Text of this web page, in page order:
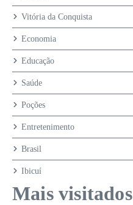
Vitória da Conquista
Economia
Educação
Saúde
Poções
Entretenimento
Brasil
Ibicuí
Mais visitados